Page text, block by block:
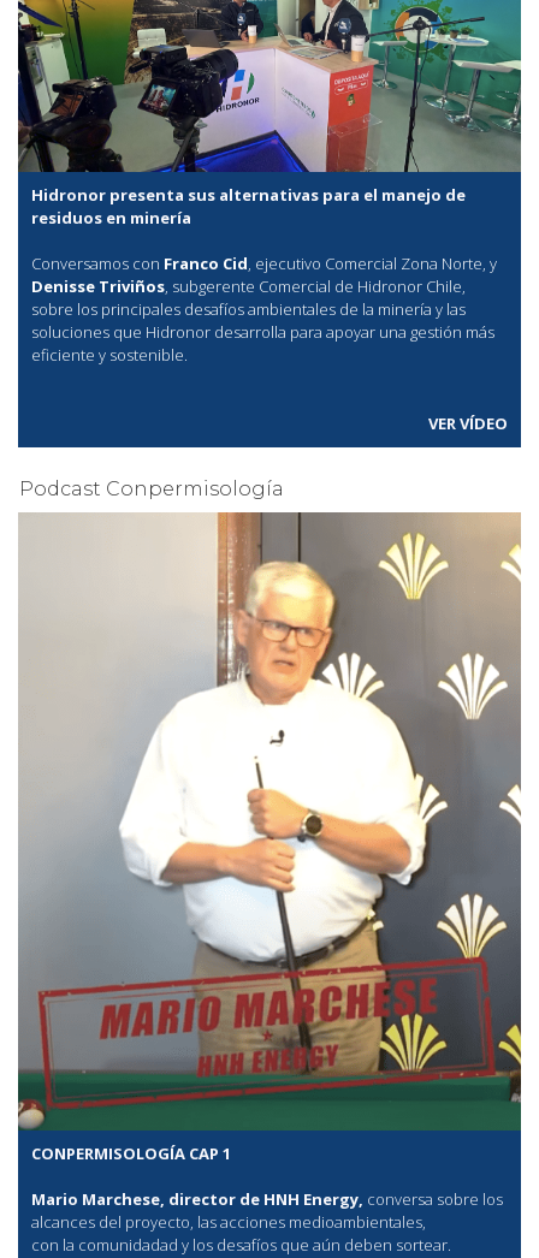
Hidronor presenta sus alternativas para el manejo de
residuos en minería
Conversamos con Franco Cid, ejecutivo Comercial Zona Norte, y
Denisse Triviños, subgerente Comercial de Hidronor Chile,
sobre los principales desafíos ambientales de la minería y las
soluciones que Hidronor desarrolla para apoyar una gestión más
eficiente y sostenible.
VER VÍDEO
Podcast Conpermisología
CONPERMISOLOGÍA CAP 1
Mario Marchese, director de HNH Energy, conversa sobre los
alcances del proyecto, las acciones medioambientales,
con la comunidadad y los desafíos que aún deben sortear.